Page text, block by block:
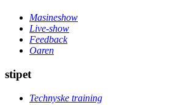
Masineshow
Live-show
Feedback
Oaren
stipet
Technyske training